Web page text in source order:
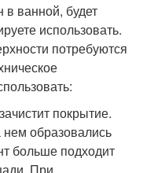
в ванной, будет
использовать.
потребуются
покрытие.
образовались
больше подходит
При